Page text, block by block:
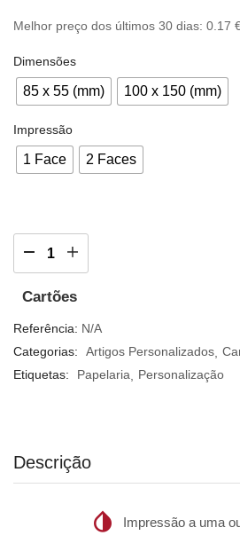
Melhor preço dos últimos 30 dias: 0.17
Dimensões
85 x 55 (mm) 100 x 150 (mm)
Impressão
1 Face 2 Faces
Cartões
Referência: N/A
Categorias:
Artigos Personalizados
Etiquetas:
Papelaria Personalização
Descrição
Impressão a uma